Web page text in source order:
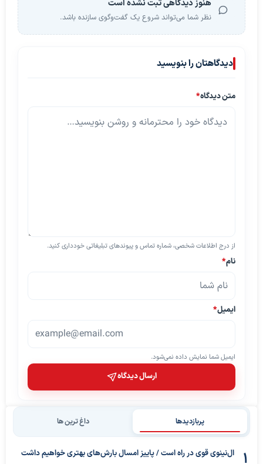
هنوز دیدگاهی ثبت نشده است
نظر شما می‌تواند شروع یک گفت‌وگوی سازنده باشد.
دیدگاهتان را بنویسید
متن دیدگاه*
از درج اطلاعات شخصی، شماره تماس و پیوندهای تبلیغاتی خودداری کنید.
نام*
ایمیل*
ایمیل شما نمایش داده نمی‌شود.
ارسال دیدگاه
پربازدیدها داغ ترین ها
ال‌نینوی قوی در راه است / پاییز امسال بارش‌های بهتری خواهیم داشت